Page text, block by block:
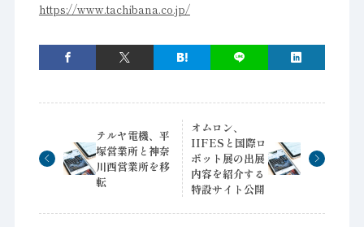
https://www.tachibana.co.jp/
テルヤ電機、平
塚営業所と神奈
川西営業所を移
転
オムロン、
IIFESと国際ロ
ボット展の出展
内容を紹介する
特設サイト公開